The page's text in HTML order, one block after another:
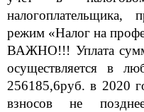
налогоплательщика,
режим «Налог на
ВАЖНО!!! Уплата
осуществляется в
256185,6руб. в 2020
взносов не